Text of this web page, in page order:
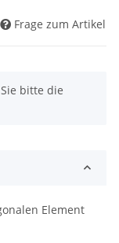
Frage zum Artikel
bitte die
Element